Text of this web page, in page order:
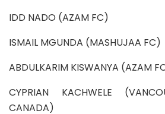
IDD NADO (AZAM FC)
ISMAIL MGUNDA (MASHUJAA FC)
ABDULKARIM KISWANYA (AZAM
CYPRIAN KACHWELE
CANADA)